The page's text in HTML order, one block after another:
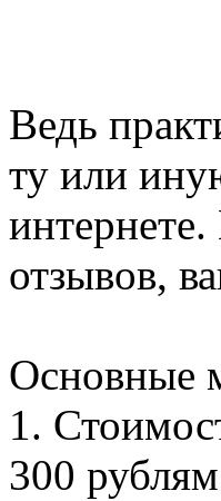
Ведь
ту или
отзывов,
Основные
1.
300